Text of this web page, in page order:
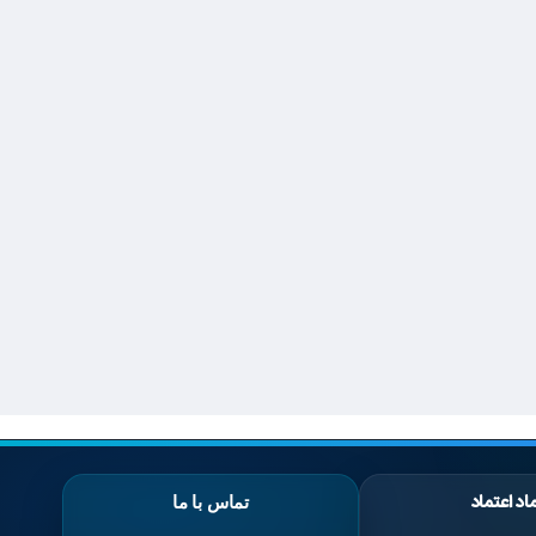
اعتماد تماس با ما